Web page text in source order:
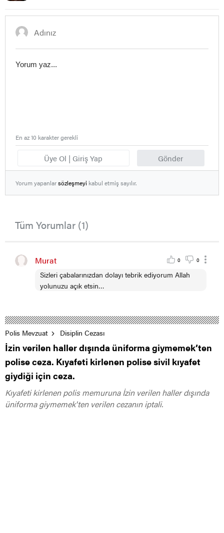
Üye Ol | Giriş Yap Gönder
En az 10 karakter gerekli
Yorum yapanlarsözleşmeyi kabul etmiş sayılır.
Tüm Yorumlar (1)
Murat 0 0
Sizleri çabalarınızdan dolayı tebrik ediyorum Allah
yolunuzu açık etsin…
Polis Mevzuat Disiplin Cezası
İzin verilen haller dışında üniforma giymemek’ten
polise ceza. Kıyafeti kirlenen polise sivil kıyafet
giydiği için ceza.
Kıyafeti kirlenen polis memuruna İzin verilen haller dışında
üniforma giymemek'ten verilen cezanın iptali.